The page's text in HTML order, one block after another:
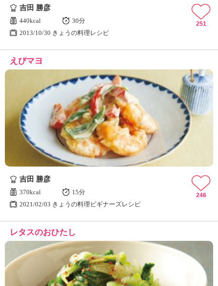
吉田 勝彦
440kcal
30分
2013/10/30 きょうの料理レシピ
251
えびマヨ
吉田 勝彦
370kcal
15分
2021/02/03 きょうの料理ビギナーズレシピ
246
レタスのおひたし